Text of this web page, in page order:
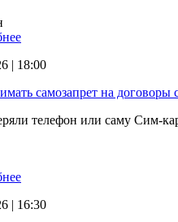
| 18:00
самозапрет на
телефон или саму Сим-
| 16:30